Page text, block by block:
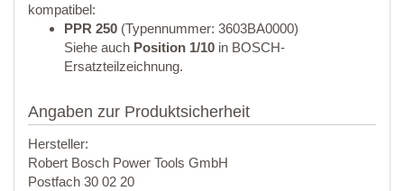
kompatibel:
PPR 250 (Typennummer: 3603BA0000)
Siehe auch Position 1/10 in BOSCH-
Ersatzteilzeichnung.
Angaben zur Produktsicherheit
Hersteller:
Robert Bosch Power Tools GmbH
Postfach 30 02 20